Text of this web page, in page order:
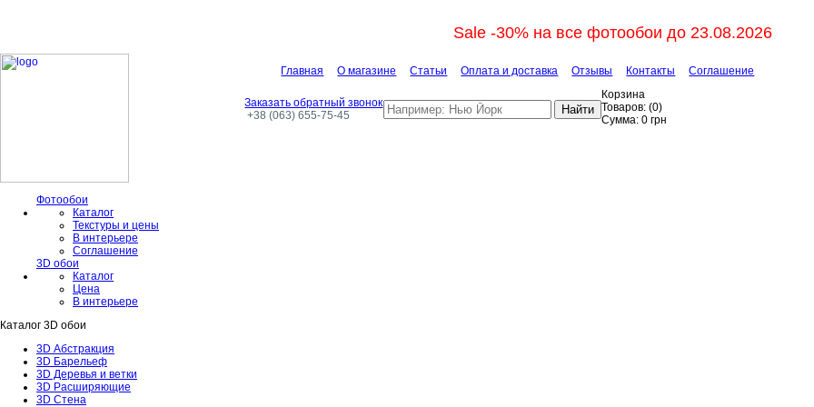
Sale -30% на все фотообои до 23.08.2026
Главная О магазине Статьи Оплата и доставка Отзывы Контакты Соглашение
Заказать обратный звонок
+38 (063) 655-75-45
Найти
Корзина
Товаров: (0)
Сумма: 0 грн
Фотообои
Каталог
Текстуры и цены
В интерьере
Соглашение
3D обои
Каталог
Цена
В интерьере
Каталог 3D обои
3D Абстракция
3D Барельеф
3D Деревья и ветки
3D Расширяющие
3D Стена